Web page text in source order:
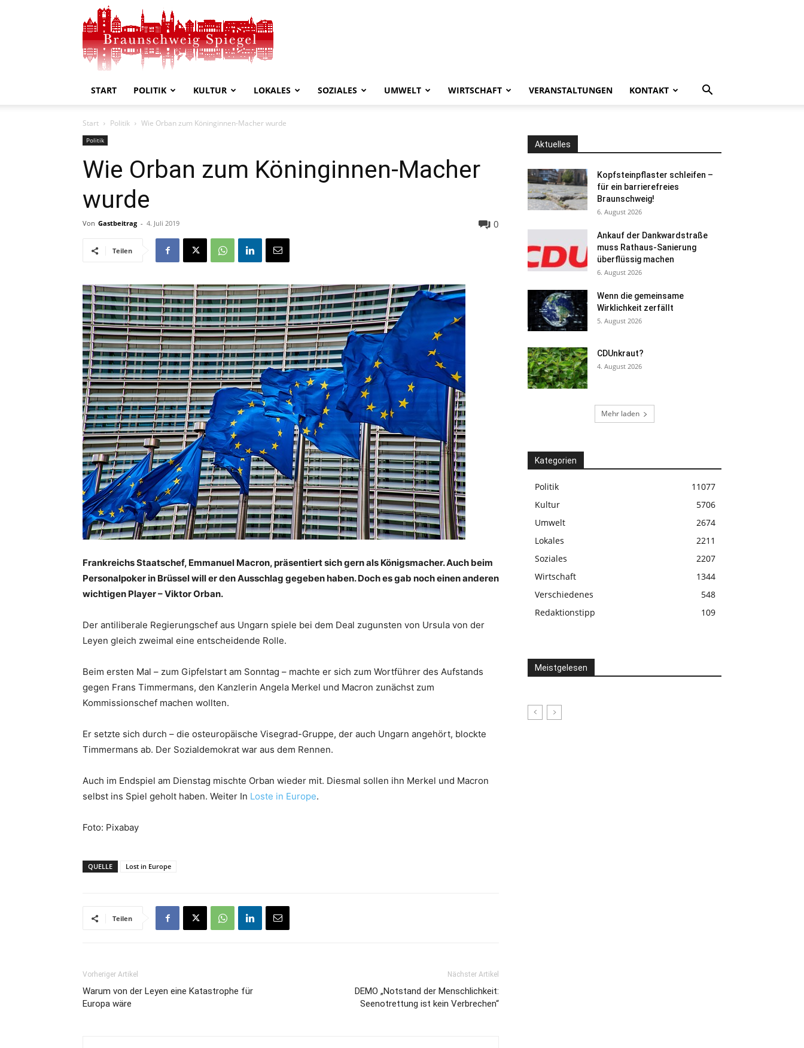
Spiegel
START POLITIK KULTUR LOKALES SOZIALES UMWELT WIRTSCHAFT VERANSTALTUNGEN KONTAKT
Start Politik Wie Orban zum Köninginnen-Macher wurde
Politik
Wie Orban zum Köninginnen-Macher
wurde
Von Gastbeitrag - 4. Juli 2019 0
Teilen
Frankreichs Staatschef, Emmanuel Macron, präsentiert sich gern als Königsmacher. Auch beim
Personalpoker in Brüssel will er den Ausschlag gegeben haben. Doch es gab noch einen anderen
wichtigen Player – Viktor Orban.
Der antiliberale Regierungschef aus Ungarn spiele bei dem Deal zugunsten von Ursula von der
Leyen gleich zweimal eine entscheidende Rolle.
Beim ersten Mal – zum Gipfelstart am Sonntag – machte er sich zum Wortführer des Aufstands
gegen Frans Timmermans, den Kanzlerin Angela Merkel und Macron zunächst zum
Kommissionschef machen wollten.
Er setzte sich durch – die osteuropäische Visegrad-Gruppe, der auch Ungarn angehört, blockte
Timmermans ab. Der Sozialdemokrat war aus dem Rennen.
Auch im Endspiel am Dienstag mischte Orban wieder mit. Diesmal sollen ihn Merkel und Macron
selbst ins Spiel geholt haben. Weiter In Loste in Europe.
Foto: Pixabay
QUELLE Lost in Europe
Teilen
Vorheriger Artikel
Warum von der Leyen eine Katastrophe für
Europa wäre
Nächster Artikel
DEMO „Notstand der Menschlichkeit:
Seenotrettung ist kein Verbrechen“
Aktuelles
Kopfsteinpflaster schleifen –
für ein barrierefreies
Braunschweig!
6. August 2026
Ankauf der Dankwardstraße
muss Rathaus-Sanierung
überflüssig machen
6. August 2026
Wenn die gemeinsame
Wirklichkeit zerfällt
5. August 2026
CDUnkraut?
4. August 2026
Mehr laden
Kategorien
Politik
11077
Kultur
5706
Umwelt
2674
Lokales
2211
Soziales
2207
Wirtschaft
1344
Verschiedenes
548
Redaktionstipp
109
Meistgelesen